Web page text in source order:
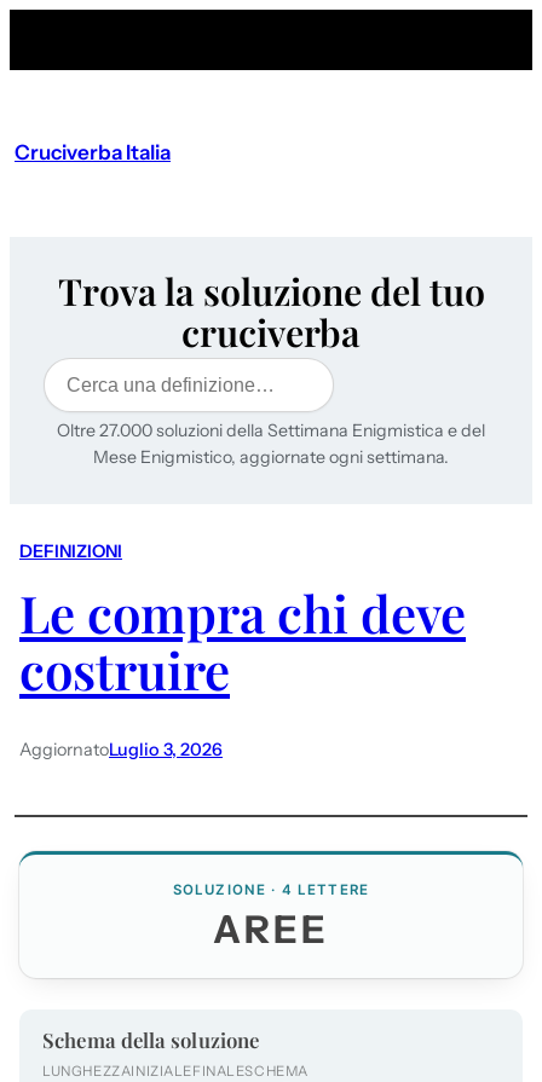
Cruciverba Italia
Trova la soluzione del tuo
cruciverba
Cerca
Oltre 27.000 soluzioni della Settimana Enigmistica e del
Mese Enigmistico, aggiornate ogni settimana.
DEFINIZIONI
Le compra chi deve
costruire
AggiornatoLuglio 3, 2026
SOLUZIONE · 4 LETTERE
AREE
Schema della soluzione
LUNGHEZZAINIZIALEFINALESCHEMA